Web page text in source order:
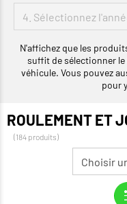
N'affichez que les
suffit de sélectionner le
véhicule. Vous pouvez
pour
ROULEMENT ET
(184 produits)